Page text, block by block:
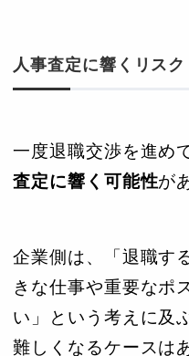
人事査定に響くリスク
一度退職交渉を進め
査定に響く可能性が
企業側は、「退職す
きな仕事や重要なポ
い」という考えに及
難しくなるケースは